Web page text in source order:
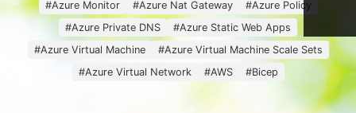
#Azure Monitor #Azure Nat Gateway #Azure Policy
#Azure Private DNS #Azure Static Web Apps
#Azure Virtual Machine #Azure Virtual Machine Scale Sets
#Azure Virtual Network #AWS #Bicep